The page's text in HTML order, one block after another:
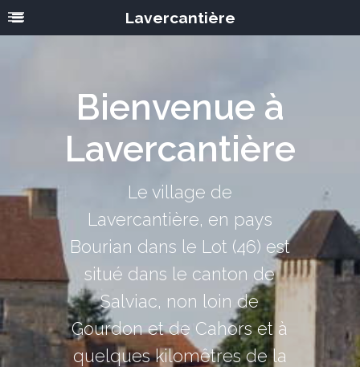
Bienvenue à
Lavercantière
Le village de
Lavercantière, en pays
Bourian dans le Lot (46) est
situé dans le canton de
Salviac, non loin de
Gourdon et de Cahors et à
quelques kilomêtres de la
Lavercantière